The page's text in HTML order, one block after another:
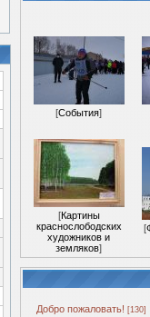
[События]
[Картины
краснослободских
художников и
земляков]
[
Добро пожаловать! [130]